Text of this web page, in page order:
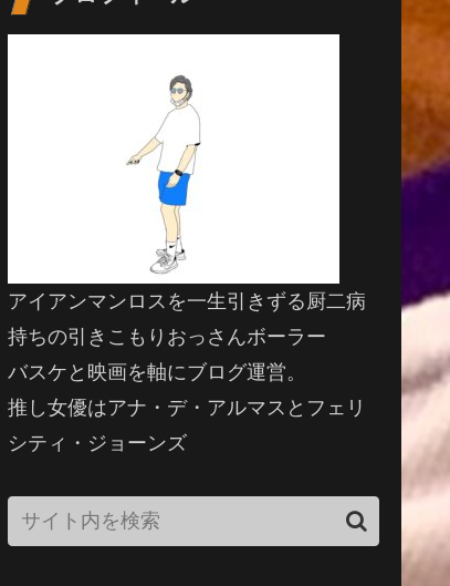
アイアンマンロスを一生引きずる厨二病
持ちの引きこもりおっさんボーラー
バスケと映画を軸にブログ運営。
推し女優はアナ・デ・アルマスとフェリ
シティ・ジョーンズ